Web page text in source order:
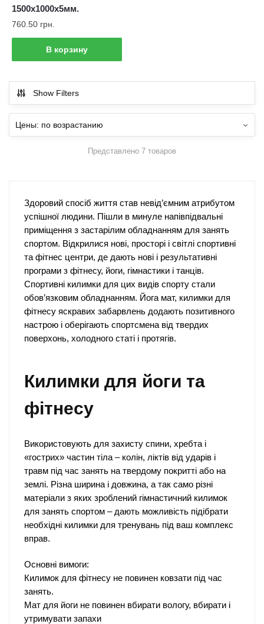
1500х1000х5мм.
760.50 грн.
В корзину
Show Filters
Представлено 7 товаров
Здоровий спосіб життя став невід’ємним атрибутом
успішної людини. Пішли в минуле напівпідвальні
приміщення з застарілим обладнанням для занять
спортом. Відкрилися нові, просторі і світлі спортивні
та фітнес центри, де дають нові і результативні
програми з фітнесу, йоги, гімнастики і танців.
Спортивні килимки для цих видів спорту стали
обов’язковим обладнанням. Йога мат, килимки для
фітнесу яскравих забарвлень додають позитивного
настрою і оберігають спортсмена від твердих
поверхонь, холодного статі і протягів.
Килимки для йоги та
фітнесу
Використовують для захисту спини, хребта і
«гострих» частин тіла – колін, ліктів від ударів і
травм під час занять на твердому покритті або на
землі. Різна ширина і довжина, а так само різні
матеріали з яких зроблений гімнастичний килимок
для занять спортом – дають можливість підібрати
необхідні килимки для тренувань під ваш комплекс
вправ.
Основні вимоги:
Килимок для фітнесу не повинен ковзати під час
занять.
Мат для йоги не повинен вбирати вологу, вбирати і
утримувати запахи